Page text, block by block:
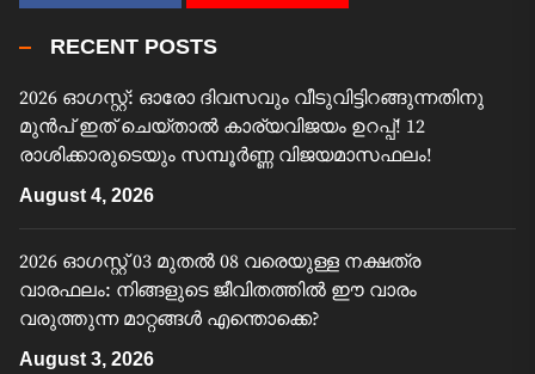
RECENT POSTS
2026 ഓഗസ്റ്റ്: ഓരോ ദിവസവും വീടുവിട്ടിറങ്ങുന്നതിനു
മുൻപ് ഇത് ചെയ്താൽ കാര്യവിജയം ഉറപ്പ്! 12
രാശിക്കാരുടെയും സമ്പൂർണ്ണ വിജയമാസഫലം!
August 4, 2026
2026 ഓഗസ്റ്റ് 03 മുതൽ 08 വരെയുള്ള നക്ഷത്ര
വാരഫലം: നിങ്ങളുടെ ജീവിതത്തിൽ ഈ വാരം
വരുത്തുന്ന മാറ്റങ്ങൾ എന്തൊക്കെ?
August 3, 2026